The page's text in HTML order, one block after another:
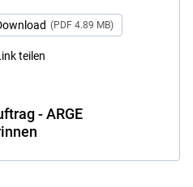
(PDF 4.89 MB)
teilen
- ARGE